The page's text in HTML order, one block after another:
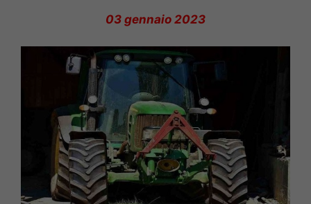
03 gennaio 2023